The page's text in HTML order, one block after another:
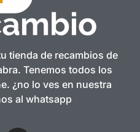
tienda de recambios de
Tenemos todos los
¿no lo ves en nuestra
al whatsapp